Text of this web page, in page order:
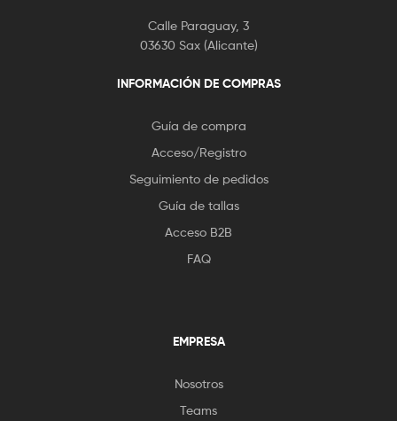
Calle Paraguay, 3
03630 Sax (Alicante)
INFORMACIÓN DE COMPRAS
Guía de compra
Acceso/Registro
Seguimiento de pedidos
Guía de tallas
Acceso B2B
FAQ
EMPRESA
Nosotros
Teams